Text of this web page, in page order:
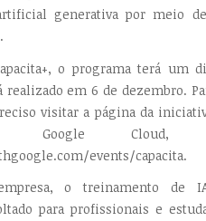
generativa por meio
o programa terá um
realizado em 6 de dezembro.
visitar a página da
Google Cloud,
events/capacita.
o treinamento de
para profissionais e